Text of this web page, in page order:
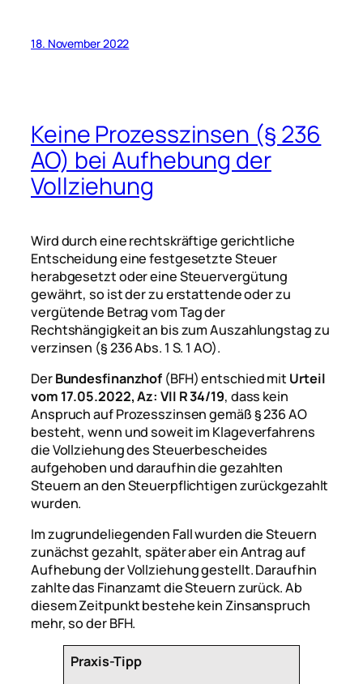
18. November 2022
Keine Prozesszinsen (§ 236
AO) bei Aufhebung der
Vollziehung
Wird durch eine rechtskräftige gerichtliche
Entscheidung eine festgesetzte Steuer
herabgesetzt oder eine Steuervergütung
gewährt, so ist der zu erstattende oder zu
vergütende Betrag vom Tag der
Rechtshängigkeit an bis zum Auszahlungstag zu
verzinsen (§ 236 Abs. 1 S. 1 AO).
DerBundesfinanzhof (BFH) entschied mit Urteil
vom 17.05.2022, Az: VII R 34/19, dass kein
Anspruch auf Prozesszinsen gemäß § 236 AO
besteht, wenn und soweit im Klageverfahrens
die Vollziehung des Steuerbescheides
aufgehoben und daraufhin die gezahlten
Steuern an den Steuerpflichtigen zurückgezahlt
wurden.
Im zugrundeliegenden Fall wurden die Steuern
zunächst gezahlt, später aber ein Antrag auf
Aufhebung der Vollziehung gestellt. Daraufhin
zahlte das Finanzamt die Steuern zurück. Ab
diesem Zeitpunkt bestehe kein Zinsanspruch
mehr, so der BFH.
Praxis-Tipp